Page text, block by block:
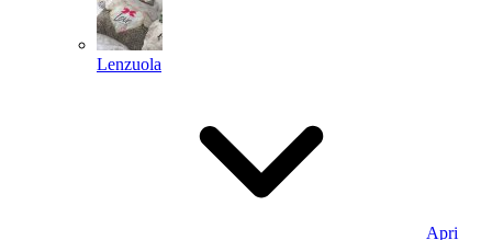
Lenzuola
Apri